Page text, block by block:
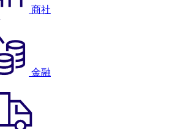
商社
金融